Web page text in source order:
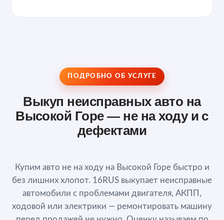
ПОДРОБНО ОБ УСЛУГЕ
Выкуп неисправных авто на
Высокой Горе — не на ходу и с
дефектами
Купим авто не на ходу на Высокой Горе быстро и
без лишних хлопот. 16RUS выкупает неисправные
автомобили с проблемами двигателя, АКПП,
ходовой или электрики — ремонтировать машину